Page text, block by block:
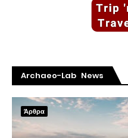
Archaeo-Lab News
Άρθρα